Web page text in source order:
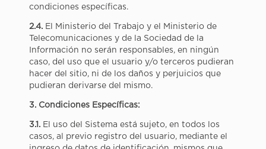
condiciones específicas.
2.4.El Ministerio del Trabajo y el Ministerio de
Telecomunicaciones y de la Sociedad de la
Información no serán responsables, en ningún
caso, del uso que el usuario y/o terceros pudieran
hacer del sitio, ni de los daños y perjuicios que
pudieran derivarse del mismo.
3. Condiciones Específicas:
3.1.El uso del Sistema está sujeto, en todos los
casos, al previo registro del usuario, mediante el